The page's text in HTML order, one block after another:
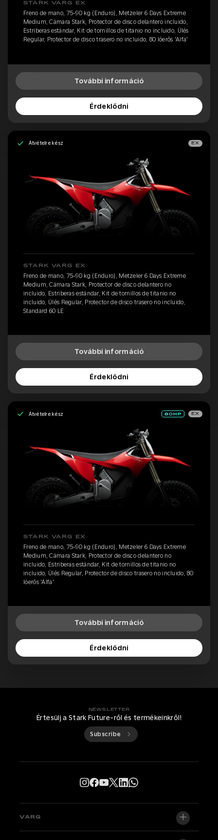
STARK VARG EX
Freno de mano, 75-90 kg (Enduro), Metzeler 6 Days Extreme
Medium, Cámara Stark, Protector de disco delantero incluido,
Estriberas estándar, Kit de tornillos de titanio no incluido, Ülés
Regular, Protector de disco trasero no incluido, 80 lóerős 'Alfa'
További információ
Érdeklődni
Átvételre kész EX
STARK VARG EX
Freno de mano, 75-90 kg (Enduro), Metzeler 6 Days Extreme
Medium, Cámara Stark, Protector de disco delantero no
incluido, Estriberas estándar, Kit de tornillos de titanio no
incluido, Ülés Regular, Protector de disco trasero no incluido,
Standard 60 LE
További információ
Érdeklődni
Átvételre kész EX
STARK VARG EX
Freno de mano, 75-90 kg (Enduro), Metzeler 6 Days Extreme
Medium, Cámara Stark, Protector de disco delantero no
incluido, Estriberas estándar, Kit de tornillos de titanio no
incluido, Ülés Regular, Protector de disco trasero no incluido, 80
lóerős 'Alfa'
További információ
Érdeklődni
NEWSLETTER
Értesülj a Stark Future-ről és termékeinkről!
Subscribe
VARG